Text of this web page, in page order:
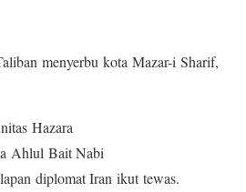
menyerbu kota Mazar-i Sharif,
Hazara
Ahlul Bait Nabi
diplomat Iran ikut tewas.